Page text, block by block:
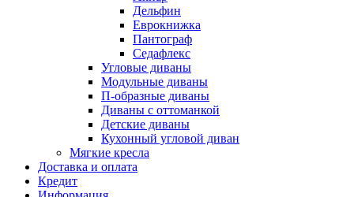
Дельфин
Еврокнижка
Пантограф
Седафлекс
Угловые диваны
Модульные диваны
П-образные диваны
Диваны с оттоманкой
Детские диваны
Кухонный угловой диван
Мягкие кресла
Доставка и оплата
Кредит